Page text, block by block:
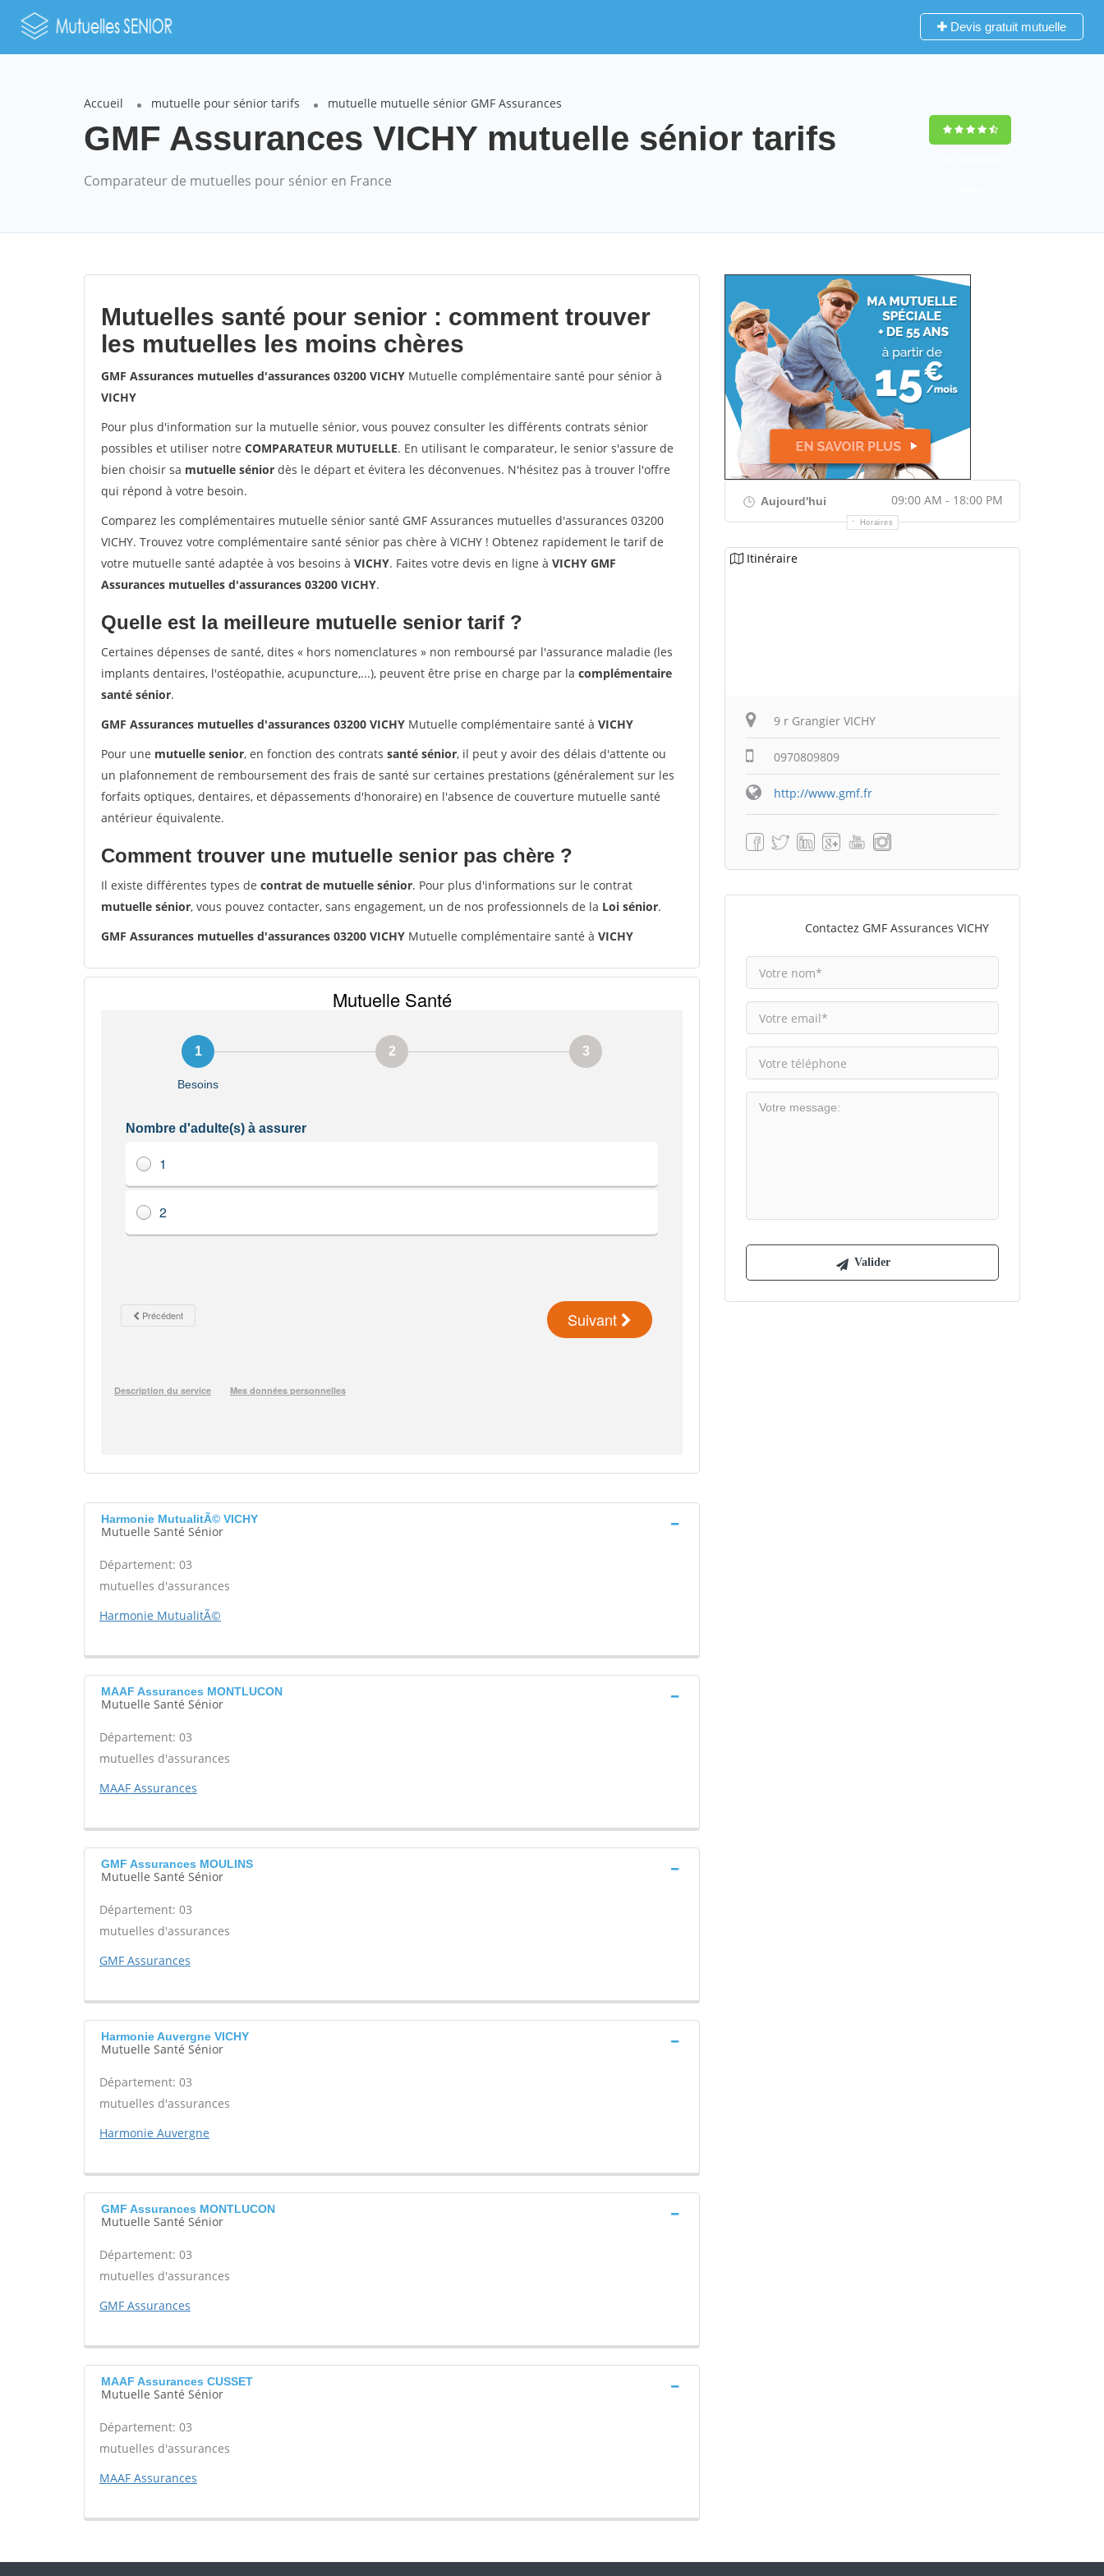
Devis gratuit mutuelle
Accueil mutuelle pour sénior tarifs mutuelle mutuelle sénior GMF Assurances
GMF Assurances VICHY mutuelle sénior tarifs
Comparateur de mutuelles pour sénior en France
Mutuelles santé pour senior : comment trouver
les mutuelles les moins chères
GMF Assurances mutuelles d'assurances 03200 VICHY Mutuelle complémentaire santé pour sénior à
VICHY
Pour plus d'information sur la mutuelle sénior, vous pouvez consulter les différents contrats sénior
possibles et utiliser notre COMPARATEUR MUTUELLE. En utilisant le comparateur, le senior s'assure de
bien choisir sa mutuelle sénior dès le départ et évitera les déconvenues. N'hésitez pas à trouver l'offre
qui répond à votre besoin.
Comparez les complémentaires mutuelle sénior santé GMF Assurances mutuelles d'assurances 03200
VICHY. Trouvez votre complémentaire santé sénior pas chère à VICHY ! Obtenez rapidement le tarif de
votre mutuelle santé adaptée à vos besoins à VICHY. Faites votre devis en ligne à VICHY GMF
Assurances mutuelles d'assurances 03200 VICHY.
Quelle est la meilleure mutuelle senior tarif ?
Certaines dépenses de santé, dites « hors nomenclatures » non remboursé par l'assurance maladie (les
implants dentaires, l'ostéopathie, acupuncture,...), peuvent être prise en charge par la complémentaire
santé sénior.
GMF Assurances mutuelles d'assurances 03200 VICHY Mutuelle complémentaire santé à VICHY
Pour une mutuelle senior, en fonction des contrats santé sénior, il peut y avoir des délais d'attente ou
un plafonnement de remboursement des frais de santé sur certaines prestations (généralement sur les
forfaits optiques, dentaires, et dépassements d'honoraire) en l'absence de couverture mutuelle santé
antérieur équivalente.
Comment trouver une mutuelle senior pas chère ?
Il existe différentes types de contrat de mutuelle sénior. Pour plus d'informations sur le contrat
mutuelle sénior, vous pouvez contacter, sans engagement, un de nos professionnels de la Loi sénior.
GMF Assurances mutuelles d'assurances 03200 VICHY Mutuelle complémentaire santé à VICHY
Harmonie MutualitÃ© VICHY
Mutuelle Santé Sénior
Département: 03
mutuelles d'assurances
Harmonie MutualitÃ©
MAAF Assurances MONTLUCON
Mutuelle Santé Sénior
Département: 03
mutuelles d'assurances
MAAF Assurances
GMF Assurances MOULINS
Mutuelle Santé Sénior
Département: 03
mutuelles d'assurances
GMF Assurances
Harmonie Auvergne VICHY
Mutuelle Santé Sénior
Département: 03
mutuelles d'assurances
Harmonie Auvergne
GMF Assurances MONTLUCON
Mutuelle Santé Sénior
Département: 03
mutuelles d'assurances
GMF Assurances
MAAF Assurances CUSSET
Mutuelle Santé Sénior
Département: 03
mutuelles d'assurances
MAAF Assurances
Aujourd'hui 09:00 AM - 18:00 PM
Horaires
Itinéraire
9 r Grangier VICHY
0970809809
http://www.gmf.fr
Contactez GMF Assurances VICHY